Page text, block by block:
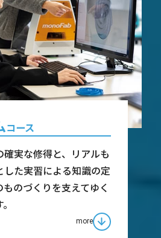
コース
実な修得と、リアルも
した実習による知識の定
のづくりを支えてゆく
more